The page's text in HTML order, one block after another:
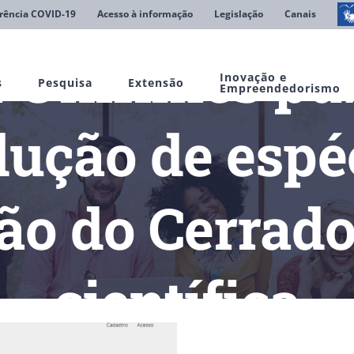
COVID-19 Acesso à informação Legislação Canais
Pesquisa Extensão Inovação e
Empreendedorismo
Unifimes
de
do
científica